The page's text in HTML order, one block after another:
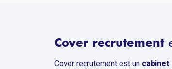
Cover recrutement
Cover recrutement est un cabinet